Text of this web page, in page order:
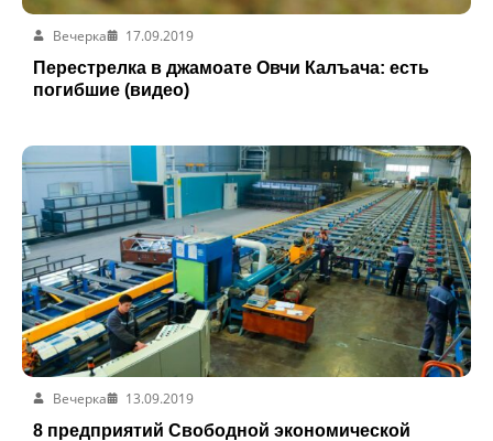
Вечерка
17.09.2019
Перестрелка в джамоате Овчи Калъача: есть
погибшие (видео)
Вечерка
13.09.2019
8 предприятий Свободной экономической